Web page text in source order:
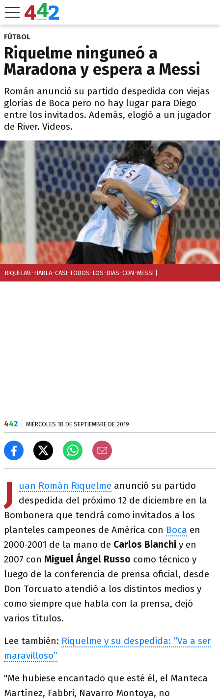
FÚTBOL
Riquelme ninguneó a
Maradona y espera a Messi
Román anunció su partido despedida con viejas
glorias de Boca pero no hay lugar para Diego
entre los invitados. Además, elogió a un jugador
de River. Videos.
RIQUELME-HABLA-CASI-TODOS-LOS-DIAS-CON-MESSI
442 MIÉRCOLES 18 DE SEPTIEMBRE DE 2019
J uan Román Riquelme anunció su partido
despedida del próximo 12 de diciembre en la
Bombonera que tendrá como invitados a los
planteles campeones de América con Boca en
2000-2001 de la mano de Carlos Bianchi y en
2007 con Miguel Ángel Russo como técnico y
luego de la conferencia de prensa oficial, desde
Don Torcuato atendió a los distintos medios y
como siempre que habla con la prensa, dejó
varios títulos.
Lee también: Riquelme y su despedida: “Va a ser
maravilloso”
"Me hubiese encantado que esté él, el Manteca
Martínez, Fabbri, Navarro Montoya, no